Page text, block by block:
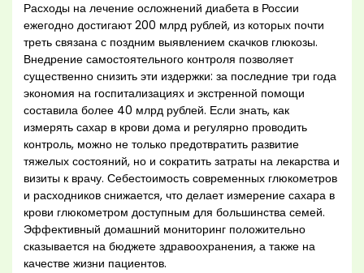
Расходы на лечение осложнений диабета в России
ежегодно достигают 200 млрд рублей, из которых почти
треть связана с поздним выявлением скачков глюкозы.
Внедрение самостоятельного контроля позволяет
существенно снизить эти издержки: за последние три года
экономия на госпитализациях и экстренной помощи
составила более 40 млрд рублей. Если знать, как
измерять сахар в крови дома и регулярно проводить
контроль, можно не только предотвратить развитие
тяжелых состояний, но и сократить затраты на лекарства и
визиты к врачу. Себестоимость современных глюкометров
и расходников снижается, что делает измерение сахара в
крови глюкометром доступным для большинства семей.
Эффективный домашний мониторинг положительно
сказывается на бюджете здравоохранения, а также на
качестве жизни пациентов.